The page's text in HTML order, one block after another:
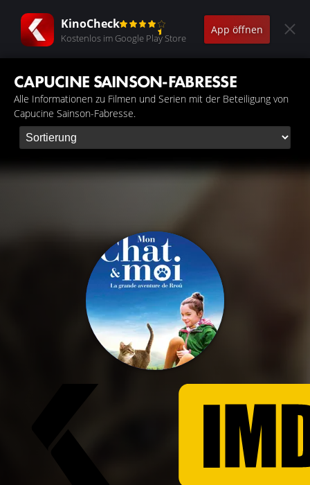
KinoCheck
Kostenlos im Google Play Store
App öffnen
CAPUCINE SAINSON-FABRESSE
Alle Informationen zu Filmen und Serien mit der Beteiligung von
Capucine Sainson-Fabresse.